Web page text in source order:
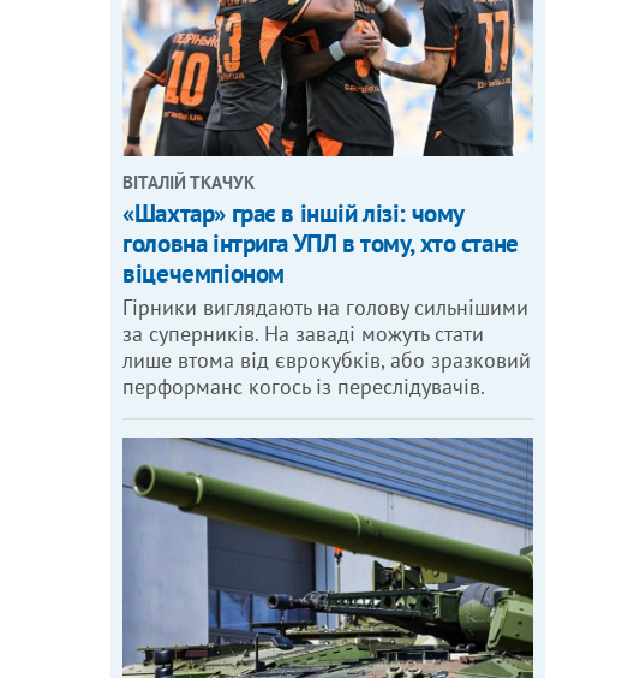
ВІТАЛІЙ ТКАЧУК
«Шахтар» грає в іншій лізі: чому
головна інтрига УПЛ в тому, хто стане
віцечемпіоном
Гірники виглядають на голову сильнішими
за суперників. На заваді можуть стати
лише втома від єврокубків, або зразковий
перформанс когось із переслідувачів.